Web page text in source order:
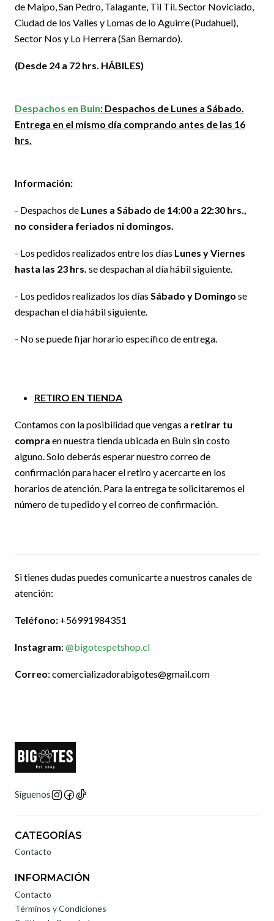
de Maipo, San Pedro, Talagante, Til Til. Sector Noviciado,
Ciudad de los Valles y Lomas de lo Aguirre (Pudahuel),
Sector Nos y Lo Herrera (San Bernardo).
(Desde 24 a 72 hrs. HÁBILES)
Despachos en Buin: Despachos de Lunes a Sábado.
Entrega en el mismo día comprando antes de las 16
hrs.
Información:
- Despachos de Lunes a Sábado de 14:00 a 22:30 hrs.,
no considera feriados ni domingos.
- Los pedidos realizados entre los días Lunes y Viernes
hasta las 23 hrs. se despachan al día hábil siguiente.
- Los pedidos realizados los días Sábado y Domingo se
despachan el día hábil siguiente.
- No se puede fijar horario específico de entrega.
RETIRO EN TIENDA
Contamos con la posibilidad que vengas a retirar tu
compra en nuestra tienda ubicada en Buin sin costo
alguno. Solo deberás esperar nuestro correo de
confirmación para hacer el retiro y acercarte en los
horarios de atención. Para la entrega te solicitaremos el
número de tu pedido y el correo de confirmación.
Si tienes dudas puedes comunicarte a nuestros canales de
atención:
Teléfono: +56991984351
Instagram: @bigotespetshop.cl
Correo: comercializadorabigotes@gmail.com
Síguenos
CATEGORÍAS
Contacto
INFORMACIÓN
Contacto
Términos y Condiciones